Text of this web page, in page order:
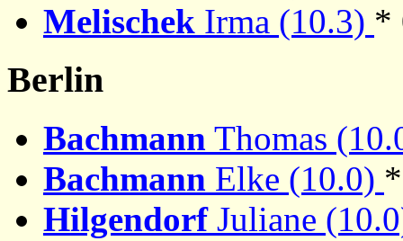
Melischek Irma (10.3) *
Berlin
Bachmann Thomas
Bachmann Elke (10.0)
HilgendorfJuliane